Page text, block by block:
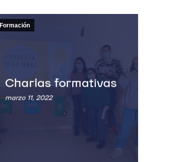
Formación
Charlas formativas
marzo 11, 2022